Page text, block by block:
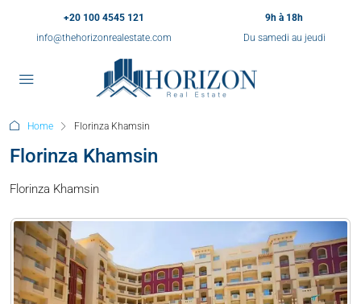
+20 100 4545 121
info@thehorizonrealestate.com
9h à 18h
Du samedi au jeudi
Home Florinza Khamsin
Florinza Khamsin
Florinza Khamsin